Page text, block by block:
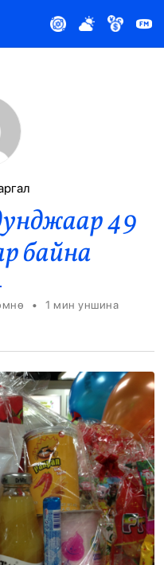
49
байна
• 1 мин уншина